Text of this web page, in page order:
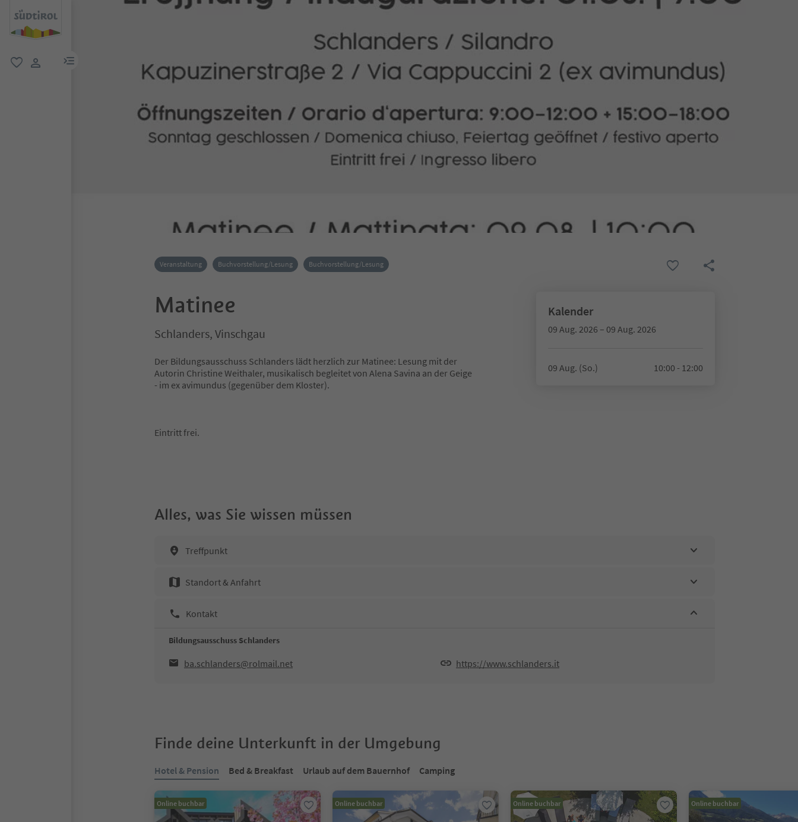
menu link
Veranstaltung Buchvorstellung/Lesung Buchvorstellung/Lesung
Matinee
Schlanders, Vinschgau
Der Bildungsausschuss Schlanders lädt herzlich zur Matinee: Lesung mit der
Autorin Christine Weithaler, musikalisch begleitet von Alena Savina an der Geige
- im ex avimundus (gegenüber dem Kloster).
Eintritt frei.
Kalender
09 Aug. 2026 – 09 Aug. 2026
09 Aug. (So.) 10:00 - 12:00
Alles, was Sie wissen müssen
Treffpunkt
Standort & Anfahrt
Kontakt
Bildungsausschuss Schlanders
ba.schlanders@rolmail.net https://www.schlanders.it
Finde deine Unterkunft in der Umgebung
Hotel & Pension Bed & Breakfast Urlaub auf dem Bauernhof Camping
Online buchbar Online buchbar Online buchbar Online buchbar